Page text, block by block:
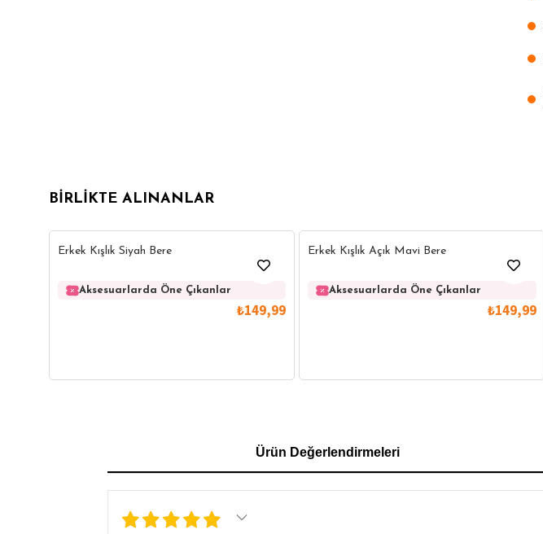
BIRLIKTE ALINANLAR
Erkek Kışlık Siyah Bere
Aksesuarlarda Öne Çıkanlar
₺149,99
Erkek Kışlık Açık Mavi Bere
Aksesuarlarda Öne Çıkanlar
₺149,99
Ürün Değerlendirmeleri